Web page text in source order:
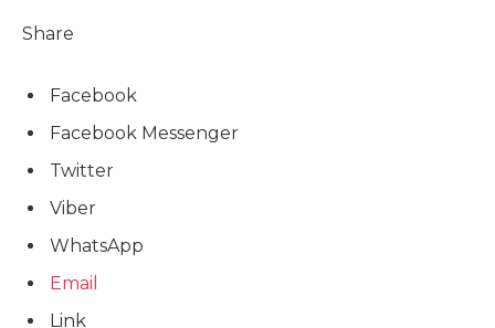
Share
Facebook
Facebook Messenger
Twitter
Viber
WhatsApp
Email
Link